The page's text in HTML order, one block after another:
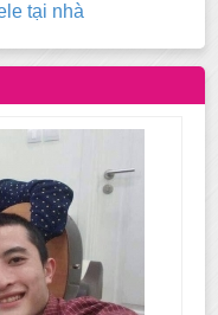
tại nhà